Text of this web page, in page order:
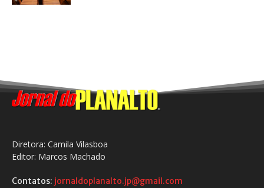
Diretora: Camila Vilasboa
Editor: Marcos Machado
Contatos: jornaldoplanalto.jp@gmail.com